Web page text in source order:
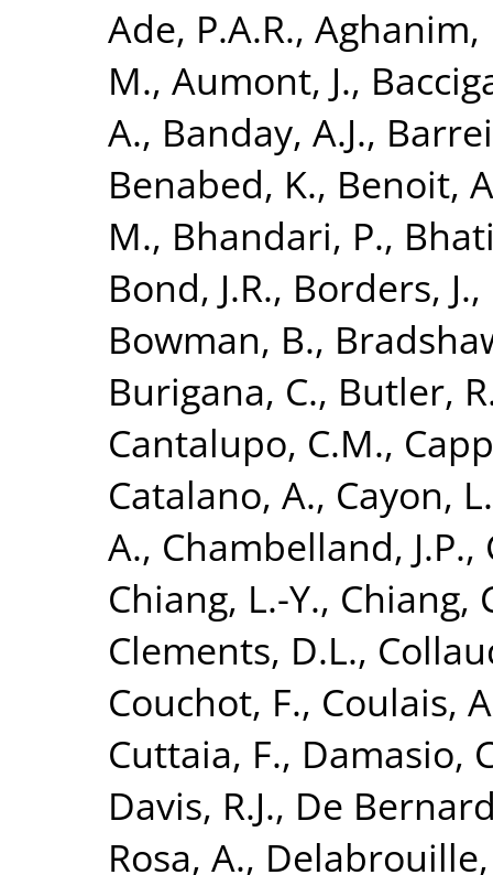
Ade, P.A.R., Aghanim,
M., Aumont, J.,
A., Banday, A.J.,
Benabed, K., Benoit,
M., Bhandari, P.,
Bond, J.R., Borders, J.,
Bowman, B.,
Burigana, C., Butler,
Cantalupo, C.M.,
Catalano, A., Cayon, L.
A., Chambelland, J.P.,
Chiang, L.-Y., Chiang,
Clements, D.L.,
Couchot, F., Coulais,
Cuttaia, F., Damasio,
Davis, R.J., De
Rosa, A., Delabrouille,